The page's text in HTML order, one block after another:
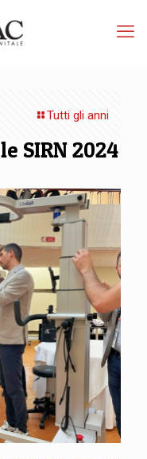
Tutti gli anni
SIRN 2024